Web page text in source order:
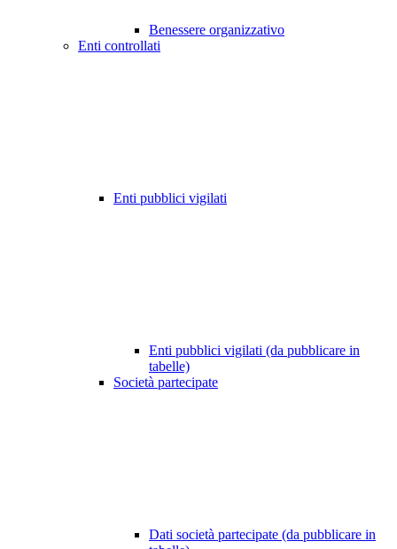
Benessere organizzativo
Enti controllati
Enti pubblici vigilati
Enti pubblici vigilati (da pubblicare in
tabelle)
Società partecipate
Dati società partecipate (da pubblicare in